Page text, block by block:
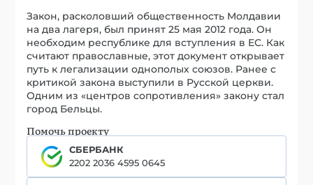
Закон, расколовший общественность Молдавии
на два лагеря, был принят 25 мая 2012 года. Он
необходим республике для вступления в ЕС. Как
считают православные, этот документ открывает
путь к легализации однополых союзов. Ранее с
критикой закона выступили в Русской церкви.
Одним из «центров сопротивления» закону стал
город Бельцы.
Помочь проекту
СБЕРБАНК
2202 2036 4595 0645